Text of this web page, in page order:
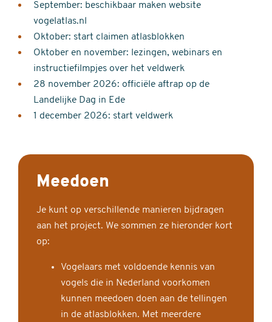
September: beschikbaar maken website
vogelatlas.nl
Oktober: start claimen atlasblokken
Oktober en november: lezingen, webinars en
instructiefilmpjes over het veldwerk
28 november 2026: officiële aftrap op de
Landelijke Dag in Ede
1 december 2026: start veldwerk
Meedoen
Je kunt op verschillende manieren bijdragen
aan het project. We sommen ze hieronder kort
op:
Vogelaars met voldoende kennis van
vogels die in Nederland voorkomen
kunnen meedoen doen aan de tellingen
in de atlasblokken. Met meerdere